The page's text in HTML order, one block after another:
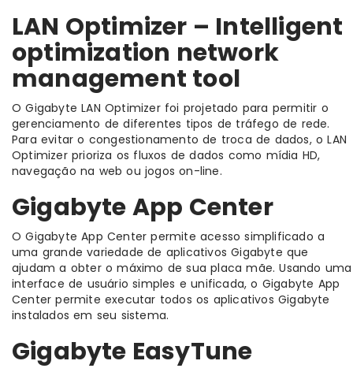
LAN Optimizer – Intelligent
optimization network
management tool
O Gigabyte LAN Optimizer foi projetado para permitir o
gerenciamento de diferentes tipos de tráfego de rede.
Para evitar o congestionamento de troca de dados, o LAN
Optimizer prioriza os fluxos de dados como mídia HD,
navegação na web ou jogos on-line.
Gigabyte App Center
O Gigabyte App Center permite acesso simplificado a
uma grande variedade de aplicativos Gigabyte que
ajudam a obter o máximo de sua placa mãe. Usando uma
interface de usuário simples e unificada, o Gigabyte App
Center permite executar todos os aplicativos Gigabyte
instalados em seu sistema.
Gigabyte EasyTune